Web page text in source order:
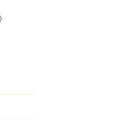
e com uma tecnologia sem